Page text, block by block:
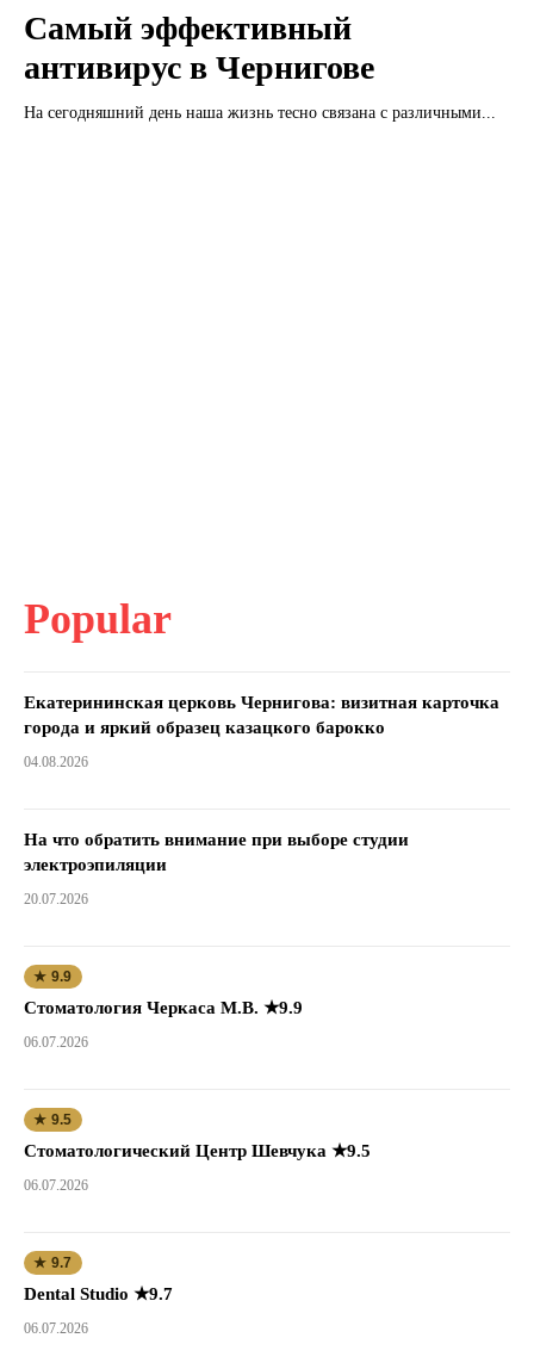
Самый эффективный
антивирус в Чернигове
На сегодняшний день наша жизнь тесно связана с различными...
Popular
Екатерининская церковь Чернигова: визитная карточка
города и яркий образец казацкого барокко
04.08.2026
На что обратить внимание при выборе студии
электроэпиляции
20.07.2026
★ 9.9
Стоматология Черкаса М.В. ★9.9
06.07.2026
★ 9.5
Стоматологический Центр Шевчука ★9.5
06.07.2026
★ 9.7
Dental Studio ★9.7
06.07.2026